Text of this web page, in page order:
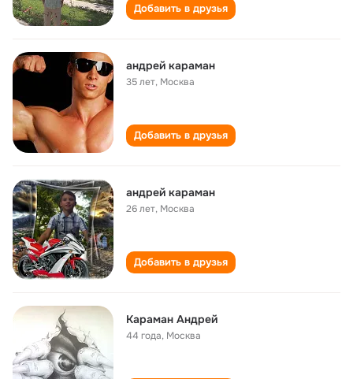
Добавить в друзья
андрей караман
35 лет, Москва
Добавить в друзья
андрей караман
26 лет, Москва
Добавить в друзья
Караман Андрей
44 года, Москва